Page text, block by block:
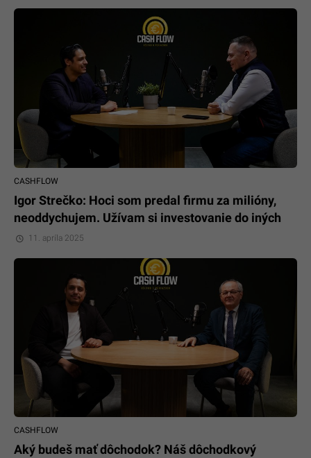
CASHFLOW
Igor Strečko: Hoci som predal firmu za milióny,
neoddychujem. Užívam si investovanie do iných
11. apríla 2025
CASHFLOW
Aký budeš mať dôchodok? Náš dôchodkový